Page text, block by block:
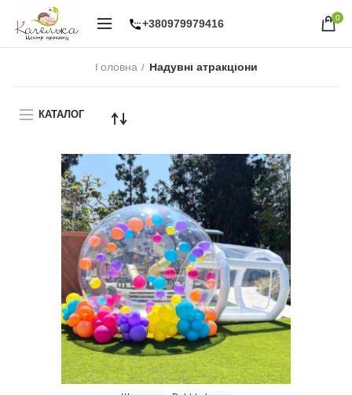
+380979979416 0
Головна Надувні атракціони
КАТАЛОГ